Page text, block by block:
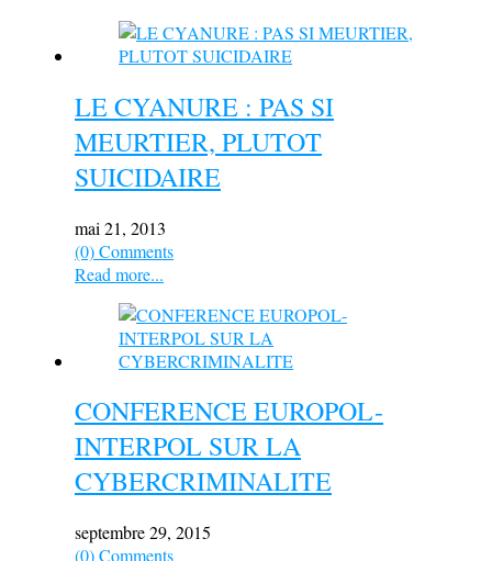
LE CYANURE : PAS SI
MEURTIER, PLUTOT
SUICIDAIRE
mai 21, 2013
(0) Comments
Read more...
CONFERENCE EUROPOL-
INTERPOL SUR LA
CYBERCRIMINALITE
septembre 29, 2015
(0) Comments